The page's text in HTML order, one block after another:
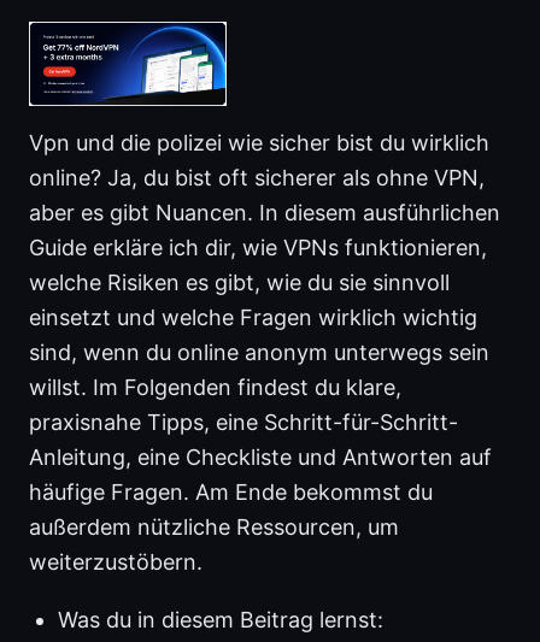
Vpn und die polizei wie sicher bist du wirklich
online? Ja, du bist oft sicherer als ohne VPN,
aber es gibt Nuancen. In diesem ausführlichen
Guide erkläre ich dir, wie VPNs funktionieren,
welche Risiken es gibt, wie du sie sinnvoll
einsetzt und welche Fragen wirklich wichtig
sind, wenn du online anonym unterwegs sein
willst. Im Folgenden findest du klare,
praxisnahe Tipps, eine Schritt-für-Schritt-
Anleitung, eine Checkliste und Antworten auf
häufige Fragen. Am Ende bekommst du
außerdem nützliche Ressourcen, um
weiterzustöbern.
Was du in diesem Beitrag lernst: